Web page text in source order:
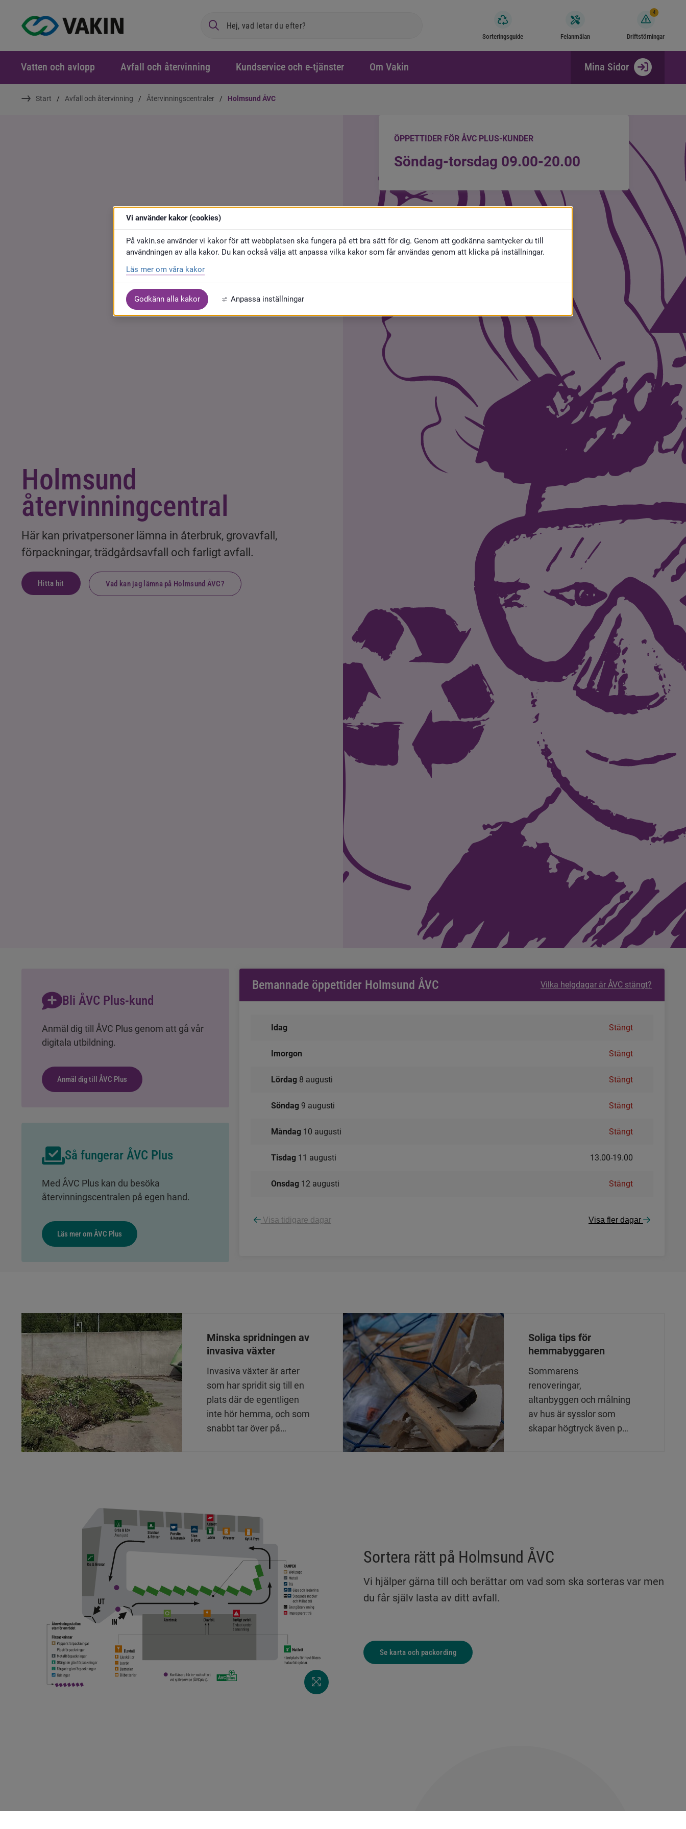
Sök
Sorteringsguide
Felanmälan
4
Driftstörningar
Vatten och avlopp Avfall och återvinning Kundservice och e-tjänster Om Vakin Mina Sidor
Start Avfall och återvinning Återvinningscentraler Holmsund ÅVC
Holmsund
återvinningcentral
Här kan privatpersoner lämna in återbruk, grovavfall,
förpackningar, trädgårdsavfall och farligt avfall.
Hitta hit Vad kan jag lämna på Holmsund ÅVC?
ÖPPETTIDER FÖR ÅVC PLUS-KUNDER
Söndag-torsdag 09.00-20.00
Bli ÅVC Plus-kund
Anmäl dig till ÅVC Plus genom att gå vår
digitala utbildning.
Anmäl dig till ÅVC Plus
Så fungerar ÅVC Plus
Med ÅVC Plus kan du besöka
återvinningscentralen på egen hand.
Läs mer om ÅVC Plus
Bemannade öppettider Holmsund ÅVC Vilka helgdagar är ÅVC stängt?
Idag Stängt
Imorgon Stängt
lördag8 augusti Stängt
söndag9 augusti Stängt
måndag10 augusti Stängt
tisdag11 augusti 13.00-19.00
onsdag12 augusti Stängt
Visa tidigare dagar Visa fler dagar
Minska spridningen av
invasiva växter
Invasiva växter är arter
som har spridit sig till en
plats där de egentligen
inte hör hemma, och som
snabbt tar över på
återvinningscentral, för
att undvika att de
fortsätter spridas vidare
med frön eller växtdelar.
Soliga tips för
hemmabyggaren
Sommarens
renoveringar,
altanbyggen och målning
av hus är sysslor som
skapar högtryck även på
Sortera rätt på Holmsund ÅVC
Vi hjälper gärna till och berättar om vad som ska sorteras var men
du får själv lasta av ditt avfall.
Se karta och packording
Vi använder kakor (cookies)
På vakin.se använder vi kakor för att webbplatsen ska fungera på ett bra sätt för dig. Genom att godkänna samtycker du till
användningen av alla kakor. Du kan också välja att anpassa vilka kakor som får användas genom att klicka på inställningar.
Läs mer om våra kakor
Godkänn alla kakor Anpassa inställningar